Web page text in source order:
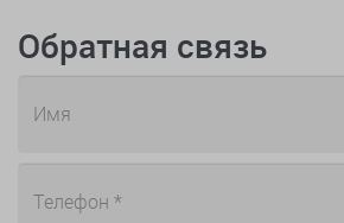
Обратная связь